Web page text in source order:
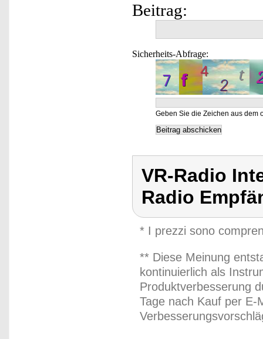
Beitrag:
Sicherheits-Abfrage:
Geben Sie die Zeichen aus dem
VR-Radio
Radio
* I prezzi sono
** Diese Meinung
kontinuierlich als
Produktverbesserung
Tage nach Kauf per E-